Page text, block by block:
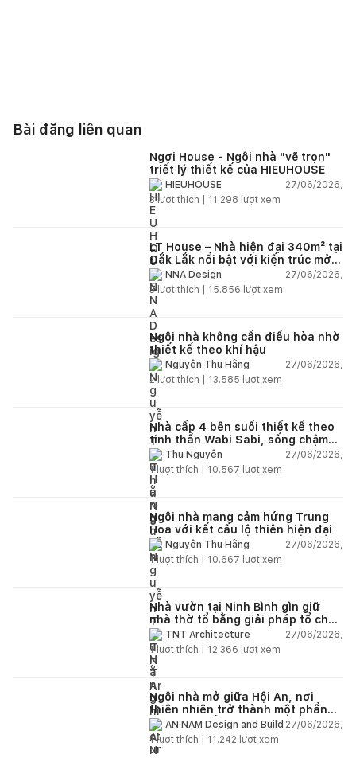
Bài đăng liên quan
Ngơi House - Ngôi nhà "vẽ trọn"
triết lý thiết kế của HIEUHOUSE
HIEUHOUSE
27/06/2026,
3lượt thích | 11.298 lượt xem
LT House – Nhà hiện đại 340m² tại
Đắk Lắk nổi bật với kiến trúc mở
và hệ sân vườn kết nối thiên
nhiên
NNA Design
27/06/2026,
3lượt thích | 15.856 lượt xem
Ngôi nhà không cần điều hòa nhờ
thiết kế theo khí hậu
Nguyễn Thu Hằng
27/06/2026,
2lượt thích | 13.585 lượt xem
Nhà cấp 4 bên suối thiết kế theo
tinh thần Wabi Sabi, sống chậm
giữa thiên nhiên
Thu Nguyễn
27/06/2026,
1lượt thích | 10.567 lượt xem
Ngôi nhà mang cảm hứng Trung
Hoa với kết cấu lộ thiên hiện đại
Nguyễn Thu Hằng
27/06/2026,
1lượt thích | 10.667 lượt xem
Nhà vườn tại Ninh Bình gìn giữ
nhà thờ tổ bằng giải pháp tổ chức
lại không gian
TNT Architecture
27/06/2026,
1lượt thích | 12.366 lượt xem
Ngôi nhà mở giữa Hội An, nơi
thiên nhiên trở thành một phần
của cuộc sống
AN NAM Design and Build 27/06/2026,
1lượt thích | 11.242 lượt xem